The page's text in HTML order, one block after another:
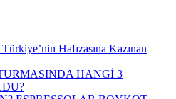
Hafızasına Kazınan
HANGİ 3